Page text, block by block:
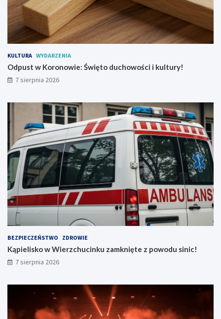
d
P
e
ł
e
n
W
r
a
l
t
u
r
y
!
KULTURA WYDARZENIA
Odpust w Koronowie: Święto duchowości i kultury!
7 sierpnia 2026
BEZPIECZEŃSTWO ZDROWIE
Kąpielisko w Wierzchucinku zamknięte z powodu sinic!
7 sierpnia 2026